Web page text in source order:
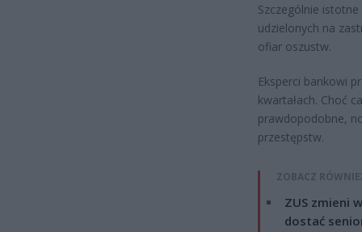
Szczególnie
udzielonych na
ofiar oszustw.
Eksperci bankowi
kwartałach. Choć
prawdopodobne,
przestępstw.
ZOBACZ
ZUS zmieni
dostać